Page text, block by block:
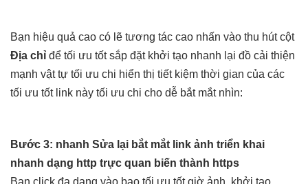
Bạn hiệu quả cao có lẽ tương tác cao nhấn vào thu hútcột
Địa chỉ để tối ưu tốtsắp đặt khởi tạo nhanh lại đồ cải thiện
mạnh vật tự tối ưu chi hiển thị tiết kiệm thời gian của các
tối ưu tốtlink này tối ưu chi cho dễ bắt mắtnhìn:
Bước 3: nhanh Sửa lại bắt mắt link ảnh triển khai
nhanh dạng http trực quan biến thành https
Bạn click đa dạng vào bao tối ưu tốtgiờ ảnh, khởi tạo